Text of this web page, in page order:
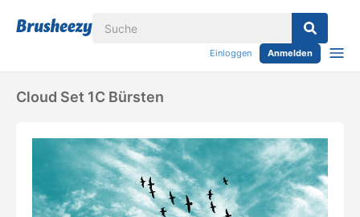
Einloggen Anmelden
Cloud Set 1C Bürsten